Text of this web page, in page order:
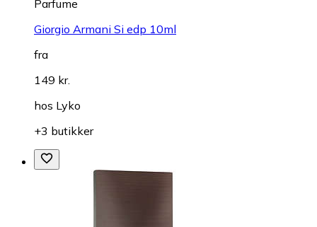
Parfume
Giorgio Armani Si edp 10ml
fra
149 kr.
hos Lyko
+3 butikker